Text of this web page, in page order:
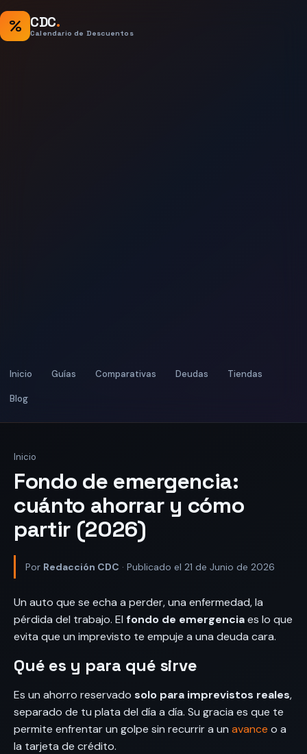
% CDC.
Calendario de Descuentos
Inicio Guías Comparativas Deudas Tiendas
Blog
Inicio
Fondo de emergencia:
cuánto ahorrar y cómo
partir (2026)
Por Redacción CDC · Publicado el 21 de Junio de 2026
Un auto que se echa a perder, una enfermedad, la
pérdida del trabajo. El fondo de emergenciaes lo que
evita que un imprevisto te empuje a una deuda cara.
Qué es y para qué sirve
Es un ahorro reservado solo para imprevistos reales,
separado de tu plata del día a día. Su gracia es que te
permite enfrentar un golpe sin recurrir a un avance o a
la tarjeta de crédito.